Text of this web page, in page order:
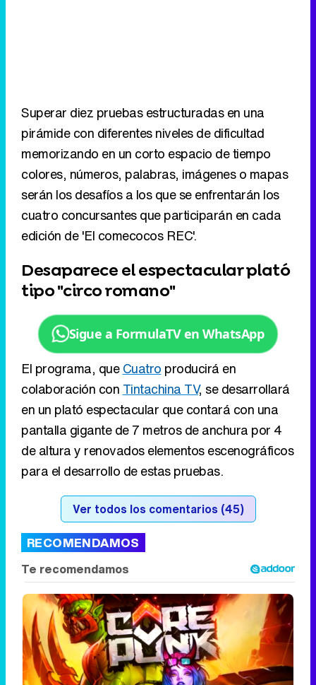
cuatro concursantes que participarán en cada
edición de 'El comecocos REC'.
Desaparece el espectacular plató
tipo "circo romano"
Sigue a FormulaTV en WhatsApp
El programa, queCuatroproducirá en
colaboración conTintachina TV
en un plató espectacular que contará con una
pantalla gigante de 7 metros de anchura por 4
de altura y renovados elementos escenográficos
para el desarrollo de estas pruebas.
Ver todos los comentarios (45)
RECOMENDAMOS
Corepunk MMORPG